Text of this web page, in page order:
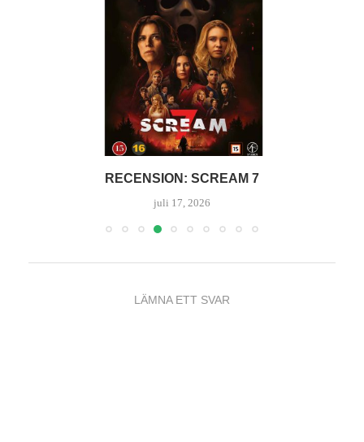
RECENSION: SCREAM 7
juli 17, 2026
LÄMNA ETT SVAR